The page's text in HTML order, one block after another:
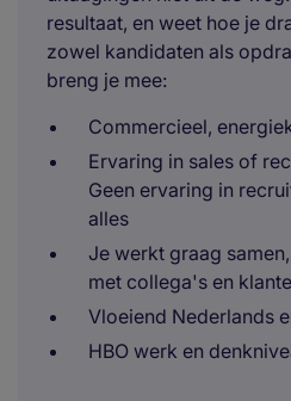
resultaat, en weet hoe je
zowel kandidaten als
breng je mee:
Commercieel,
Ervaring in sales of
Geen ervaring in
alles
Je werkt graag
met collega's en
Vloeiend Nederlands
HBO werk en